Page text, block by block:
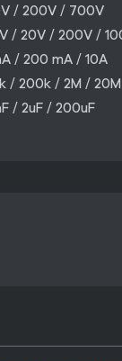
/ 200V / 700V
/ 20V / 200V /
/ 200 mA / 10A
/ 200k / 2M /
/ 2uF / 200uF